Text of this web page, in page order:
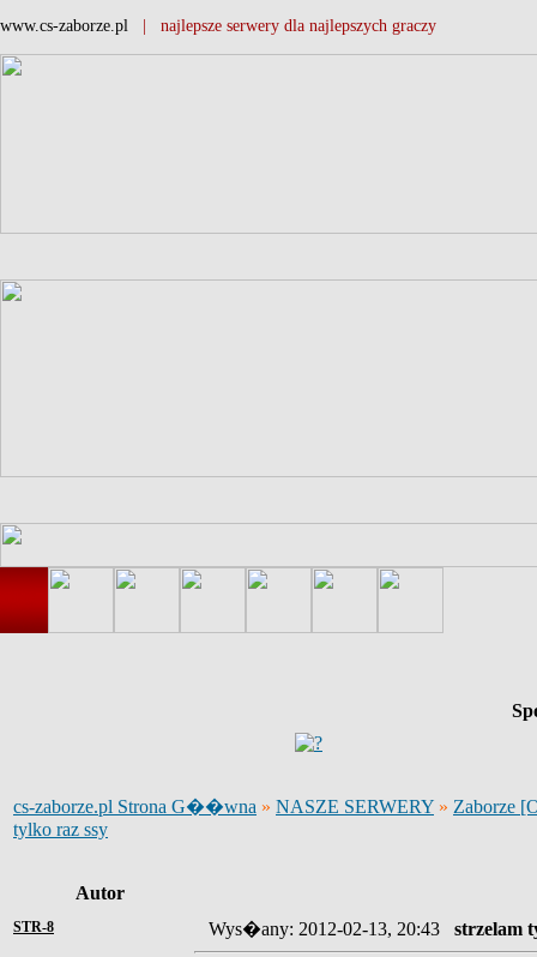
www.cs-zaborze.pl | najlepsze serwery dla najlepszych graczy
cs-zaborze.pl Strona G��wna » NASZE SERWERY » Zaborze
tylko raz ssy
Autor
STR-8 Wys�any: 2012-02-13, 20:43 strzelam